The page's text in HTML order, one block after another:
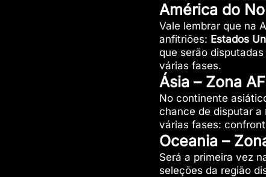
América do
Vale lembrar que na
anfitriões: Estados
que serão
várias fases.
Ásia – Zona
No continente
chance de disputar a
várias fases:
Oceania –
Será a primeira vez
seleções da região